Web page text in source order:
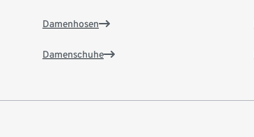
Damenhosen
Damenschuhe